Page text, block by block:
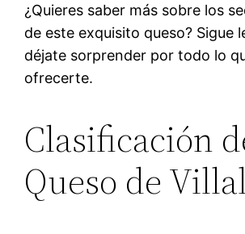
¿Quieres saber más sobre los
de este exquisito queso? Sigue
déjate sorprender por todo lo
ofrecerte.
Clasificación
Queso de